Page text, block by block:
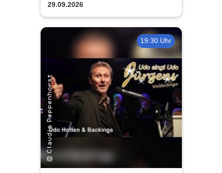
Klavierkonzert - Ludovico
Einaudi Tribute bei
Kerzenschein
29.09.2026
19:30 Uhr